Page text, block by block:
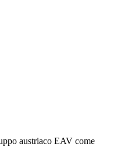
austriaco EAV come